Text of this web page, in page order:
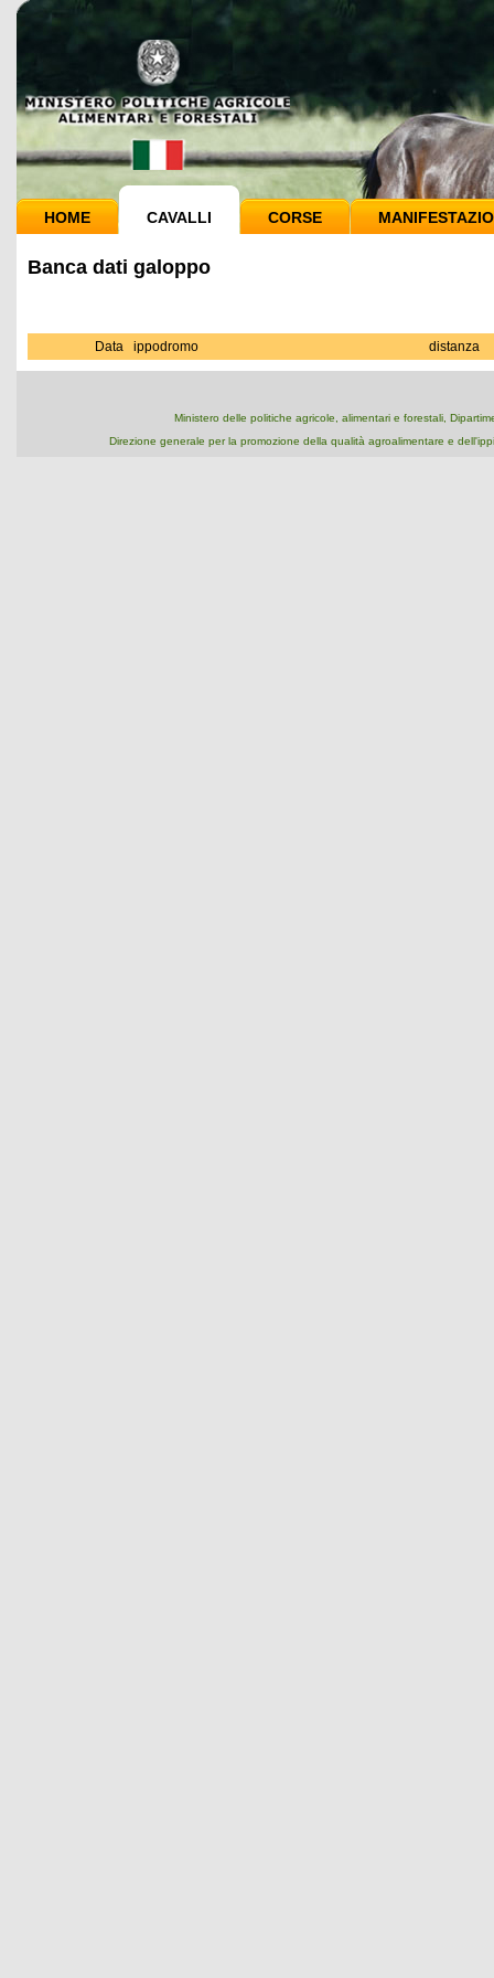
HOME CAVALLI CORSE
Banca dati galoppo
Data ippodromo distanza
Ministero delle politiche agricole, alimentari e forestali,
Direzione generale per la promozione della qualità agroalimentare e